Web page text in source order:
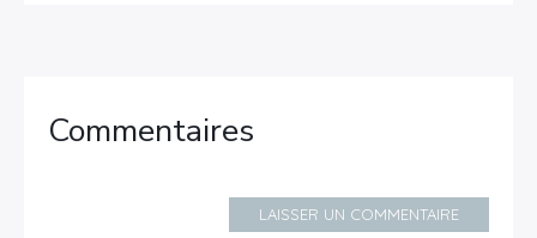
Commentaires
LAISSER UN COMMENTAIRE